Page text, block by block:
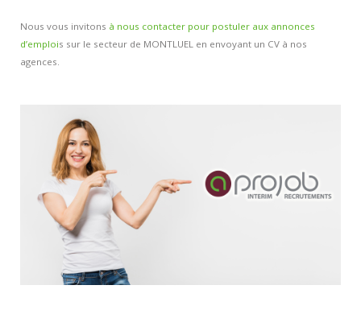
Nous vous invitons à nous contacter pour postuler aux annonces
d’emplois sur le secteur de MONTLUEL en envoyant un CV à nos
agences.